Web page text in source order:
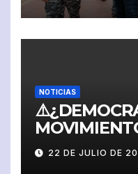
POLICIAL
REIMBERG
NOTICIAS
DERECHO
22 DE JULIO DE